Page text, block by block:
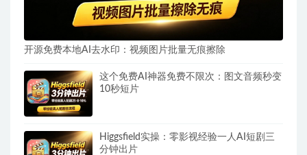
开源免费本地AI去水印：视频图片批量无痕擦除
这个免费AI神器免费不限次：图文音频秒变
10秒短片
Higgsfield实操：零影视经验一人AI短剧三
分钟出片